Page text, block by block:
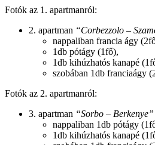
Fotók az 1. apartmanról:
2. apartman “Corbezzolo –
nappaliban francia ágy
1db pótágy (1fő),
1db kihúzhatós kanapé
szobában 1db franciaágy
Fotók az 2. apartmanról:
3. apartman “Sorbo – Berkenye”
nappaliban 1db pótágy
1db kihúzhatós kanapé